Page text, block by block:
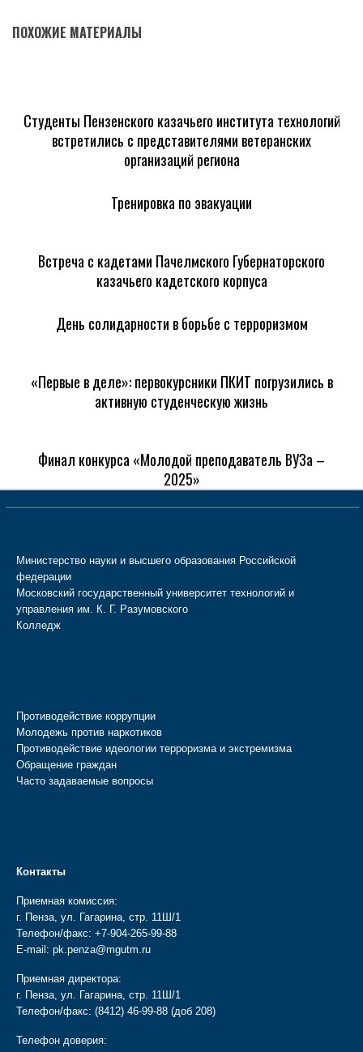
ПОХОЖИЕ МАТЕРИАЛЫ
Студенты Пензенского казачьего института технологий
встретились с представителями ветеранских
организаций региона
Тренировка по эвакуации
Встреча с кадетами Пачелмского Губернаторского
казачьего кадетского корпуса
День солидарности в борьбе с терроризмом
«Первые в деле»: первокурсники ПКИТ погрузились в
активную студенческую жизнь
Финал конкурса «Молодой преподаватель ВУЗа –
2025»
Министерство науки и высшего образования Российской
федерации
Московский государственный университет технологий и
управления им. К. Г. Разумовского
Колледж
Противодействие коррупции
Молодежь против наркотиков
Противодействие идеологии терроризма и экстремизма
Обращение граждан
Часто задаваемые вопросы
Контакты
Приемная комиссия:
г. Пенза, ул. Гагарина, стр. 11Ш/1
Телефон/факс: +7-904-265-99-88
E-mail: pk.penza@mgutm.ru
Приемная директора:
г. Пенза, ул. Гагарина, стр. 11Ш/1
Телефон/факс: (8412) 46-99-88 (доб 208)
Телефон доверия: